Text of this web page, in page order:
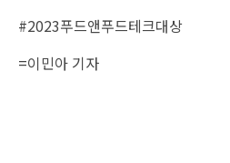
#2023푸드앤푸드테크대상
=이민아 기자